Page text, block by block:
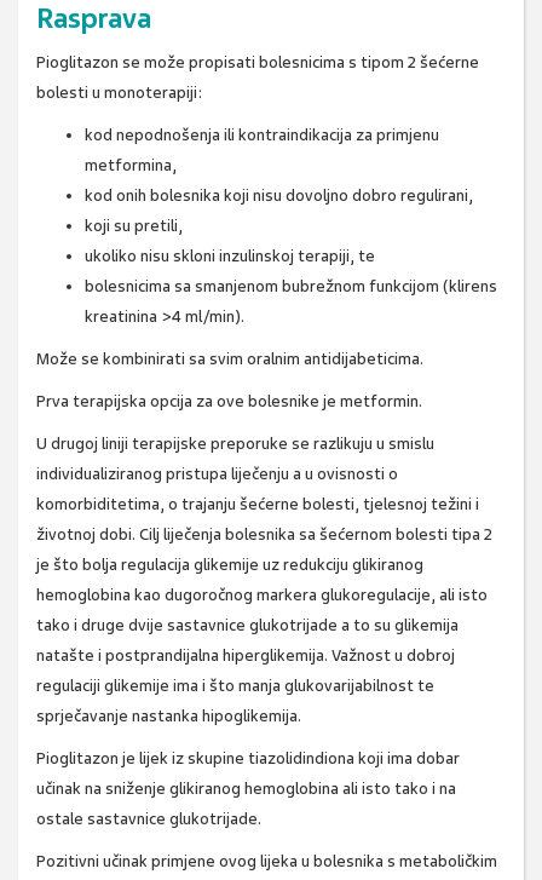
Rasprava
Pioglitazon se može propisati bolesnicima s tipom 2 šećerne
bolesti u monoterapiji:
kod nepodnošenja ili kontraindikacija za primjenu
metformina,
kod onih bolesnika koji nisu dovoljno dobro regulirani,
koji su pretili,
ukoliko nisu skloni inzulinskoj terapiji, te
bolesnicima sa smanjenom bubrežnom funkcijom (klirens
kreatinina >4 ml/min).
Može se kombinirati sa svim oralnim antidijabeticima.
Prva terapijska opcija za ove bolesnike je metformin.
U drugoj liniji terapijske preporuke se razlikuju u smislu
individualiziranog pristupa liječenju a u ovisnosti o
komorbiditetima, o trajanju šećerne bolesti, tjelesnoj težini i
životnoj dobi. Cilj liječenja bolesnika sa šećernom bolesti tipa 2
je što bolja regulacija glikemije uz redukciju glikiranog
hemoglobina kao dugoročnog markera glukoregulacije, ali isto
tako i druge dvije sastavnice glukotrijade a to su glikemija
natašte i postprandijalna hiperglikemija. Važnost u dobroj
regulaciji glikemije ima i što manja glukovarijabilnost te
sprječavanje nastanka hipoglikemija.
Pioglitazon je lijek iz skupine tiazolidindiona koji ima dobar
učinak na sniženje glikiranog hemoglobina ali isto tako i na
ostale sastavnice glukotrijade.
Pozitivni učinak primjene ovog lijeka u bolesnika s metaboličkim